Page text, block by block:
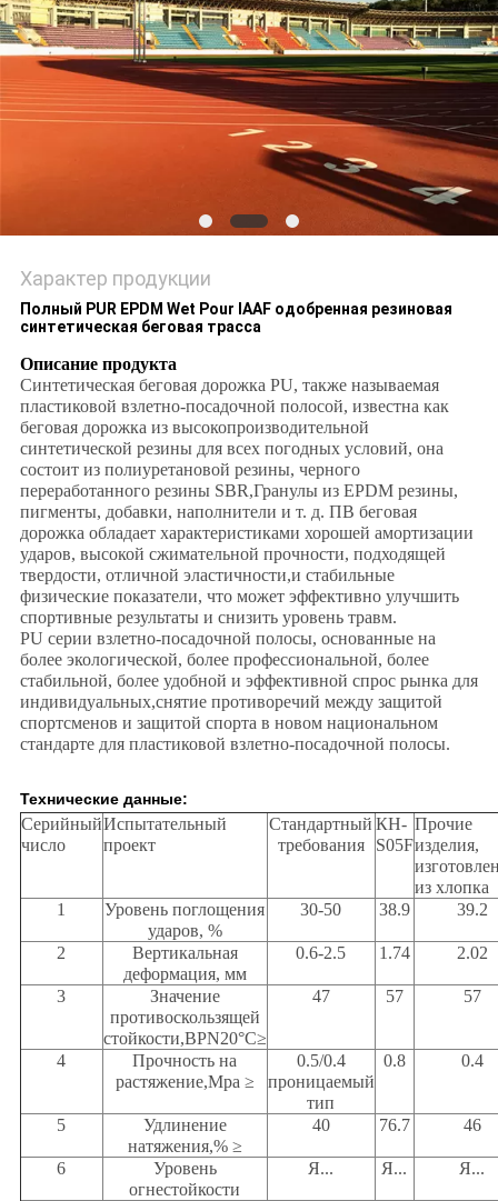
Характер продукции
Полный PUR EPDM Wet Pour IAAF одобренная резиновая
синтетическая беговая трасса
Описание продукта
Синтетическая беговая дорожка PU, также называемая
пластиковой взлетно-посадочной полосой, известна как
беговая дорожка из высокопроизводительной
синтетической резины для всех погодных условий, она
состоит из полиуретановой резины, черного
переработанного резины SBR,Гранулы из EPDM резины,
пигменты, добавки, наполнители и т. д. ПВ беговая
дорожка обладает характеристиками хорошей амортизации
ударов, высокой сжимательной прочности, подходящей
твердости, отличной эластичности,и стабильные
физические показатели, что может эффективно улучшить
спортивные результаты и снизить уровень травм.
PU серии взлетно-посадочной полосы, основанные на
более экологической, более профессиональной, более
стабильной, более удобной и эффективной спрос рынка для
индивидуальных,снятие противоречий между защитой
спортсменов и защитой спорта в новом национальном
стандарте для пластиковой взлетно-посадочной полосы.
Технические данные:
Серийный
число
Испытательный
проект
Стандартный
требования
КН-
S05F
Прочие
изделия,
из хлопка
1
Уровень поглощения
ударов, %
30-50 38.9 39.2
2
Вертикальная
деформация, мм
0.6-2.5 1.74 2.02
3
Значение
противоскользящей
стойкости,BPN20°C≥
47 57 57
4
Прочность на
растяжение,Mpa ≥
0.5/0.4
проницаемый
тип
0.8 0.4
5
Удлинение
натяжения,% ≥
40 76.7 46
6
Уровень
огнестойкости
Я... Я... Я...